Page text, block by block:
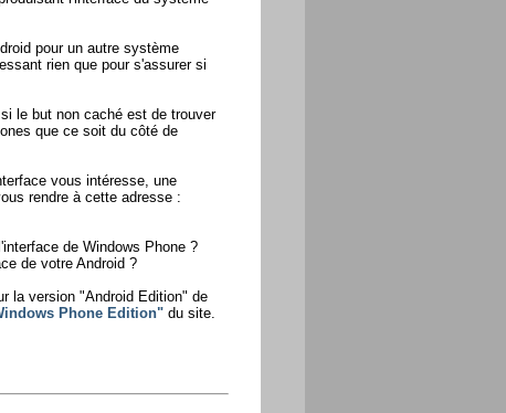
pour un autre système
rien que pour s'assurer si
le but non caché est de trouver
que ce soit du côté de
vous intéresse, une
rendre à cette adresse :
de Windows Phone ?
de votre Android ?
la version "Android Edition" de
Phone Edition"du site.